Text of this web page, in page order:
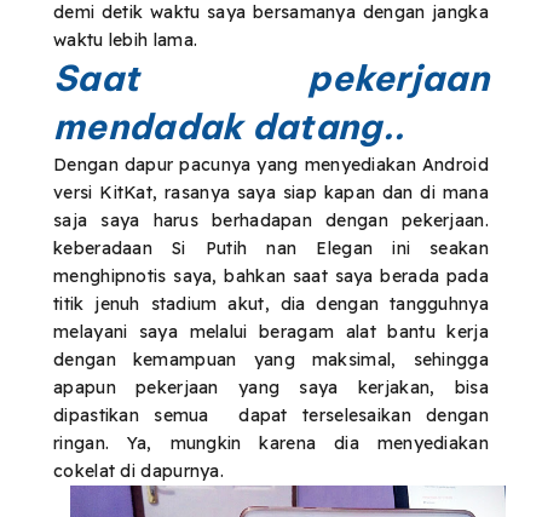
demi detik waktu saya bersamanya dengan jangka
waktu lebih lama.
Saat pekerjaan
mendadak datang..
Dengan dapur pacunya yang menyediakan Android
versi KitKat, rasanya saya siap kapan dan di mana
saja saya harus berhadapan dengan pekerjaan.
keberadaan Si Putih nan Elegan ini seakan
menghipnotis saya, bahkan saat saya berada pada
titik jenuh stadium akut, dia dengan tangguhnya
melayani saya melalui beragam alat bantu kerja
dengan kemampuan yang maksimal, sehingga
apapun pekerjaan yang saya kerjakan, bisa
dipastikan semua dapat terselesaikan dengan
ringan. Ya, mungkin karena dia menyediakan
cokelat di dapurnya.